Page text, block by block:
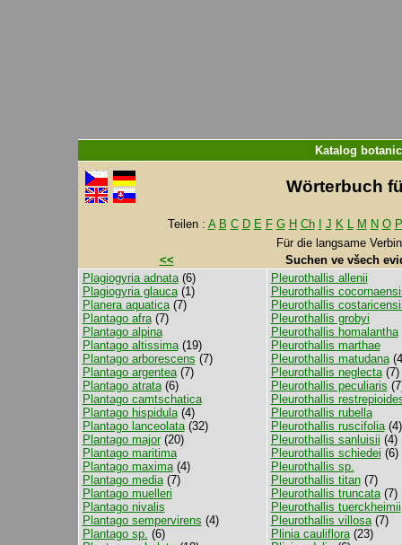
Katalog
Wörterbuch
Teilen : A B C D E F G H Ch J K L M N O P
Für die langsame
<<
Suchen ve všech
Plagiogyria adnata(6)
Plagiogyria glauca(1)
Planera aquatica(7)
Plantago afra(7)
Plantago alpina
Plantago altissima(19)
Plantago arborescens (7)
Plantago argentea(7)
Plantago atrata(6)
Plantago camtschatica
Plantago hispidula(4)
Plantago lanceolata(32)
Plantago major(20)
Plantago maritima
Plantago maxima(4)
Plantago media(7)
Plantago muelleri
Plantago nivalis
Plantago sempervirens (4)
Plantago sp. (6)
Pleurothallis allenii
Pleurothallis
Pleurothallis
Pleurothallis grobyi
Pleurothallis homalantha
Pleurothallis marthae
Pleurothallis matudana
Pleurothallis neglecta(7)
Pleurothallis peculiaris
Pleurothallis
Pleurothallis rubella
Pleurothallis ruscifolia(4)
Pleurothallis sanluisii (4)
Pleurothallis schiedei (6)
Pleurothallis sp.
Pleurothallis titan(7)
Pleurothallis truncata(7)
Pleurothallis tuerckheimii
Pleurothallis villosa(7)
Plinia cauliflora(23)